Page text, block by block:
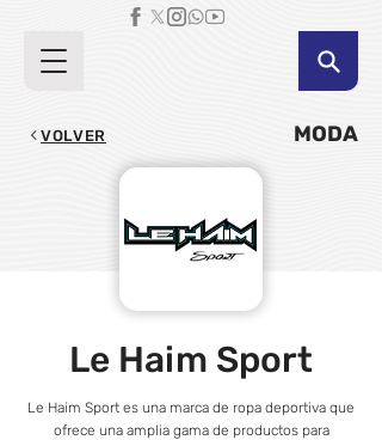
VOLVER MODA
Le Haim Sport
Le Haim Sport es una marca de ropa deportiva que
ofrece una amplia gama de productos para